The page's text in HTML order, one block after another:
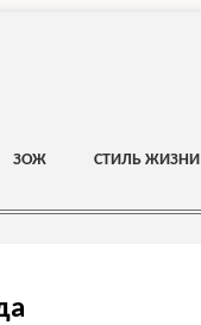
ЗОЖ СТИЛЬ ЖИЗНИ